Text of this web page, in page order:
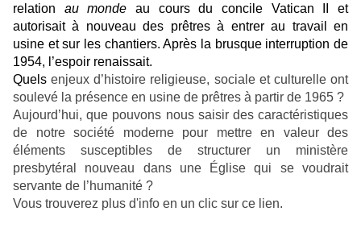
relation au monde au cours du concile Vatican II et
autorisait à nouveau des prêtres à entrer au travail en
usine et sur les chantiers. Après la brusque interruption de
1954, l’espoir renaissait.
Quels enjeux d’histoire religieuse, sociale et culturelle ont
soulevé la présence en usine de prêtres à partir de 1965 ?
Aujourd’hui, que pouvons nous saisir des caractéristiques
de notre société moderne pour mettre en valeur des
éléments susceptibles de structurer un ministère
presbytéral nouveau dans une Église qui se voudrait
servante de l’humanité ?
Vous trouverez plus d'info en un clic sur ce lien.